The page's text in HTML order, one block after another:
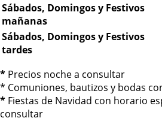
Sábados, Domingos y Festivos
mañanas
Sábados, Domingos y Festivos
tardes
* Precios noche a consultar
* Comuniones, bautizos y bodas
* Fiestas de Navidad con horario
consultar